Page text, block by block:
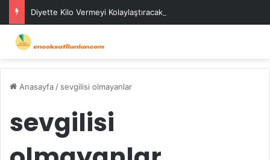
Diyette Kilo Vermeyi Kolaylaştıracak Günlük Stratejiler
Anasayfa / sevgilisi olmayanlar
sevgilisi